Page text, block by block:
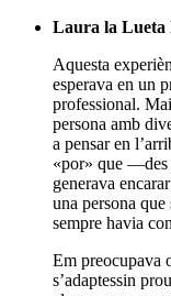
Laura la Lueta
Aquesta
esperava en un
professional.
persona amb
a pensar en
«por» que —des
generava
una persona que
sempre havia
Em preocupava
s’adaptessin